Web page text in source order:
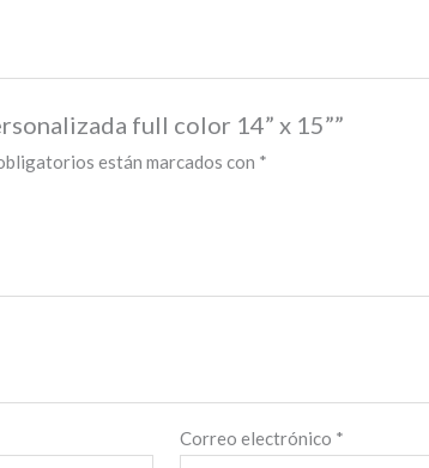
full color 14” x 15””
están marcados con *
Correo electrónico *